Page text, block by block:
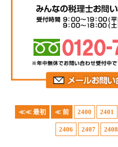
≪≪ 最初 ≪ 前 2400 2401
2406 2407 2408